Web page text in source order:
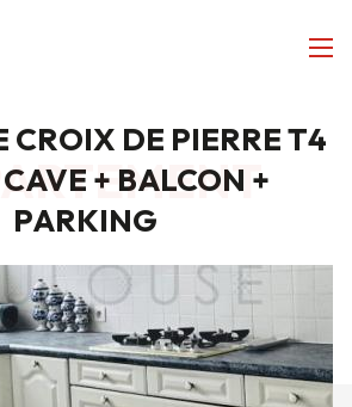
CROIX DE PIERRE T4
+ BALCON +
PARKING